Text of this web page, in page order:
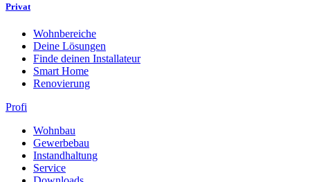
Privat
Wohnbereiche
Deine Lösungen
Finde deinen Installateur
Smart Home
Renovierung
Profi
Wohnbau
Gewerbebau
Instandhaltung
Service